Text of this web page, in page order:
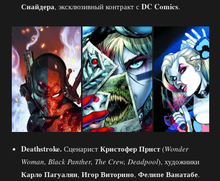
Снайдера, эксклюзивный контракт с DC Comics.
Deathstroke. Сценарист Кристофер Прист(Wonder
Woman, Black Panther, The Crew, Deadpool), художники
Карло Пагуалян, Игор Виторино, Фелипе Ванатабе.